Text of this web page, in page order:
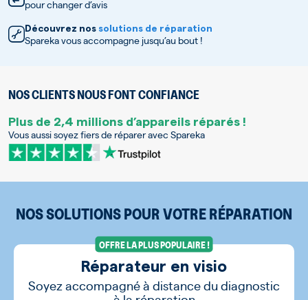
pour changer d’avis
Découvrez nos solutions de réparation
Spareka vous accompagne jusqu’au bout !
NOS CLIENTS NOUS FONT CONFIANCE
Plus de 2,4 millions d’appareils réparés !
Vous aussi soyez fiers de réparer avec Spareka
NOS SOLUTIONS POUR VOTRE RÉPARATION
OFFRE LA PLUS POPULAIRE !
Réparateur en visio
Soyez accompagné à distance du diagnostic